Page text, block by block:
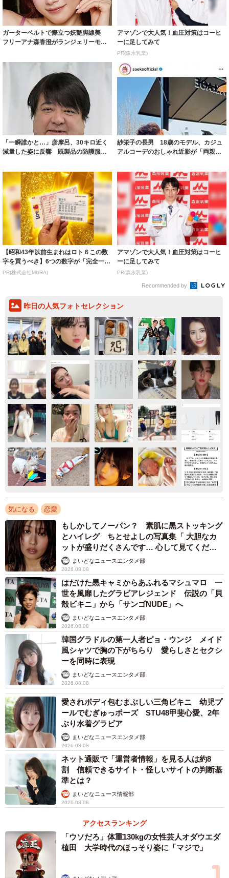
ガーターベルトで際立つ妖艶脚線美
フリーアナ森香澄がランジェリーモデ
アマゾンで大人気！血圧対策はコーヒ
ーに足してみて
PR(森永乳業)
「一瞬誰かと…」彦摩呂、30キロ近く
減量した姿に反響 既製品の防護服が
紗栄子の長男 18歳のモデル、カジュ
アルコーデのおしゃれ近影が「両親の
【昭和43年以前生まれはロト６この数
字を買うべき】6つの数字が「完全一
致」する方...
PR(株式会社MURA)
アマゾンで大人気！血圧対策はコーヒ
ーに足してみて
PR(森永乳業)
Recommended by
昨日の人気フォトセレクション
気になる 恋愛
もしかしてノーパン？ 素肌に黒ストッキング
とハイレグ ちとせよしの写真集「 大胆なカ
ットが盛りだくさんです… 心して見てくださ
い」まいどなニュースエンタメ部
2026.08.08
はだけた黒キャミからあふれるマシュマロ 一
世を風靡したグラビアレジェンド 伝説の「貝
殻ビキニ」から「サンゴNUDE」へ
まいどなニュースエンタメ部
2026.08.08
韓国グラドルの第一人者ピョ・ウンジ メイド
風シャツで胸の下がちらり 愛らしさとセクシ
ーを同時に表現
まいどなニュースエンタメ部
2026.08.08
愛されボディ包むまぶしい三角ビキニ 幼児プ
ールでむぎゅっポーズ STU48甲斐心愛、2年
ぶり水着グラビア
まいどなニュースエンタメ部
2026.08.08
ネット通販で「運営者情報」を見る人は約8
割 信頼できるサイト・怪しいサイトの判断基
準とは？
まいどなニュース情報部
2026.08.08
アクセスランキング
「ウソだろ」体重130kgの女性芸人オダウエダ
植田 大学時代のほっそり姿に「マジで」